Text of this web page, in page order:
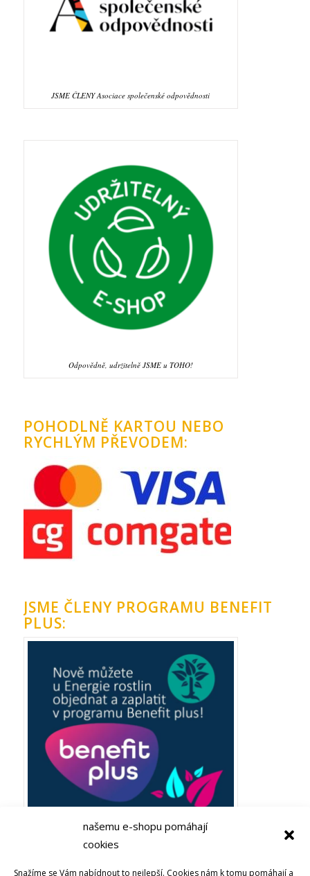
našemu e-shopu pomáhají
cookies
Snažíme se Vám nabídnout to nejlepší. Cookies nám k tomu pomáhají a
JSME ČLENY Asociace společenské odpovědnosti
Odpovědně, udržitelně JSME u TOHO!
POHODLNĚ KARTOU NEBO
RYCHLÝM PŘEVODEM:
JSME ČLENY PROGRAMU BENEFIT
PLUS: